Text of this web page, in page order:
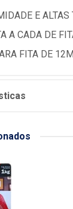
E ALTAS
A CADA DE
FITA DE